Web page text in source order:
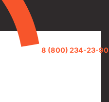
8 (800) 234-23-90